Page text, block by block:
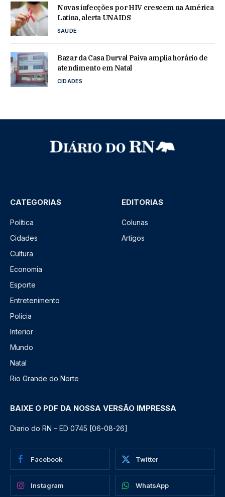
Novas infecções por HIV crescem na América
Latina, alerta UNAIDS
SAÚDE
Bazar da Casa Durval Paiva amplia horário de
atendimento em Natal
CIDADES
CATEGORIAS
Política
Cidades
Cultura
Economia
Esporte
Entretenimento
Polícia
Interior
Mundo
Natal
Rio Grande do Norte
EDITORIAS
Colunas
Artigos
BAIXE O PDF DA NOSSA VERSÃO IMPRESSA
Diario do RN – ED 0745 [06-08-26]
Facebook Twitter
Instagram WhatsApp